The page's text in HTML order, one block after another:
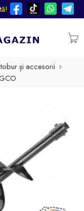
și accesorii